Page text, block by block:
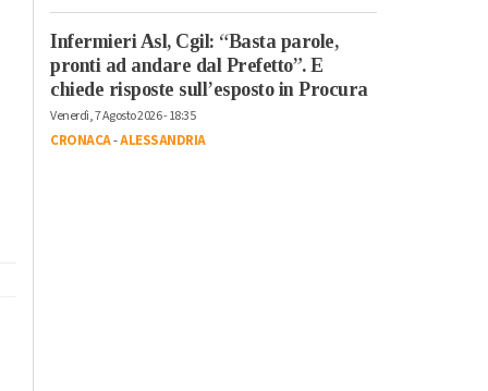
Infermieri Asl, Cgil: “Basta parole,
pronti ad andare dal Prefetto”. E
chiede risposte sull’esposto in Procura
Venerdì, 7 Agosto 2026 - 18:35
CRONACA-ALESSANDRIA